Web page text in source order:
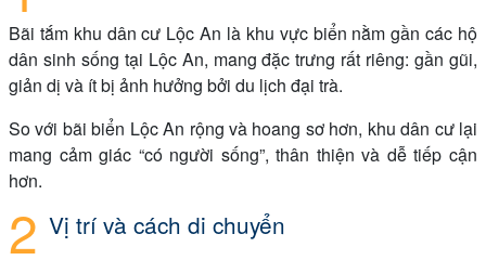
Bãi tắm khu dân cư Lộc An là khu vực biển nằm gần các hộ
dân sinh sống tại Lộc An, mang đặc trưng rất riêng: gần gũi,
giản dị và ít bị ảnh hưởng bởi du lịch đại trà.
So với bãi biển Lộc An rộng và hoang sơ hơn, khu dân cư lại
mang cảm giác “có người sống”, thân thiện và dễ tiếp cận
hơn.
Vị trí và cách di chuyển